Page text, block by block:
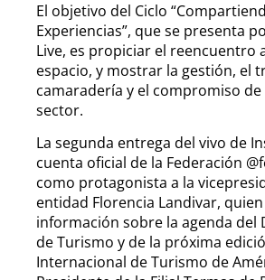
El objetivo del Ciclo
Experiencias”, que se presenta
Live, es propiciar el reencuentro
espacio, y mostrar la gestión, el
camaradería y el compromiso
sector.
La segunda entrega del vivo de
cuenta oficial de la Federación
como protagonista a la
entidad Florencia Landivar,
información sobre la agenda del
de Turismo y de la próxima
Internacional de Turismo de